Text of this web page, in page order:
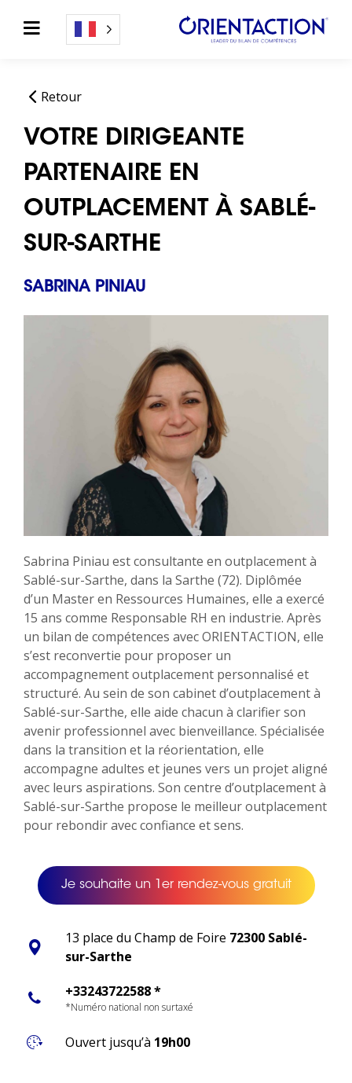
Retour
VOTRE DIRIGEANTE
PARTENAIRE EN
OUTPLACEMENT À SABLÉ-
SUR-SARTHE
SABRINA PINIAU
Sabrina Piniau est consultante en outplacement à
Sablé-sur-Sarthe, dans la Sarthe (72). Diplômée
d’un Master en Ressources Humaines, elle a exercé
15 ans comme Responsable RH en industrie. Après
un bilan de compétences avec ORIENTACTION, elle
s’est reconvertie pour proposer un
accompagnement outplacement personnalisé et
structuré. Au sein de son cabinet d’outplacement à
Sablé-sur-Sarthe, elle aide chacun à clarifier son
avenir professionnel avec bienveillance. Spécialisée
dans la transition et la réorientation, elle
accompagne adultes et jeunes vers un projet aligné
avec leurs aspirations. Son centre d’outplacement à
Sablé-sur-Sarthe propose le meilleur outplacement
pour rebondir avec confiance et sens.
Je souhaite un 1er rendez-vous gratuit
13 place du Champ de Foire 72300 Sablé-
sur-Sarthe
+33243722588 *
*Numéro national non surtaxé
Ouvert jusqu’à 19h00